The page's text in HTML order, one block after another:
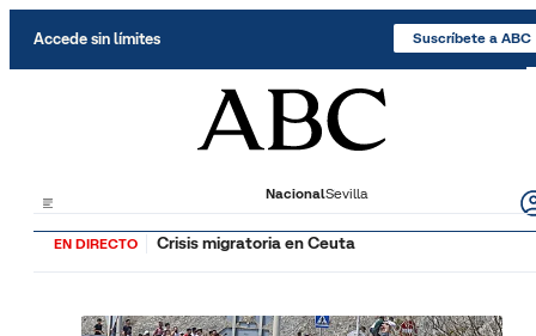
Accede sin límites Suscríbete a ABC
NacionalSevilla
EN DIRECTO Crisis migratoria en Ceuta